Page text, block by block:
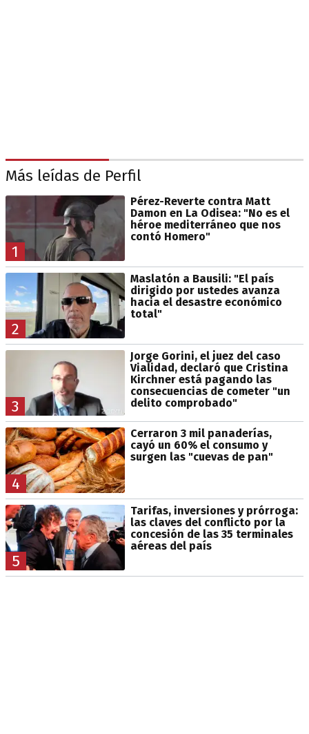
Más leídas de Perfil
1
Pérez-Reverte contra Matt
Damon en La Odisea: "No es el
héroe mediterráneo que nos
contó Homero"
2
Maslatón a Bausili: "El país
dirigido por ustedes avanza
hacia el desastre económico
total"
3
Jorge Gorini, el juez del caso
Vialidad, declaró que Cristina
Kirchner está pagando las
consecuencias de cometer "un
delito comprobado"
4
Cerraron 3 mil panaderías,
cayó un 60% el consumo y
surgen las "cuevas de pan"
5
Tarifas, inversiones y prórroga:
las claves del conflicto por la
concesión de las 35 terminales
aéreas del país